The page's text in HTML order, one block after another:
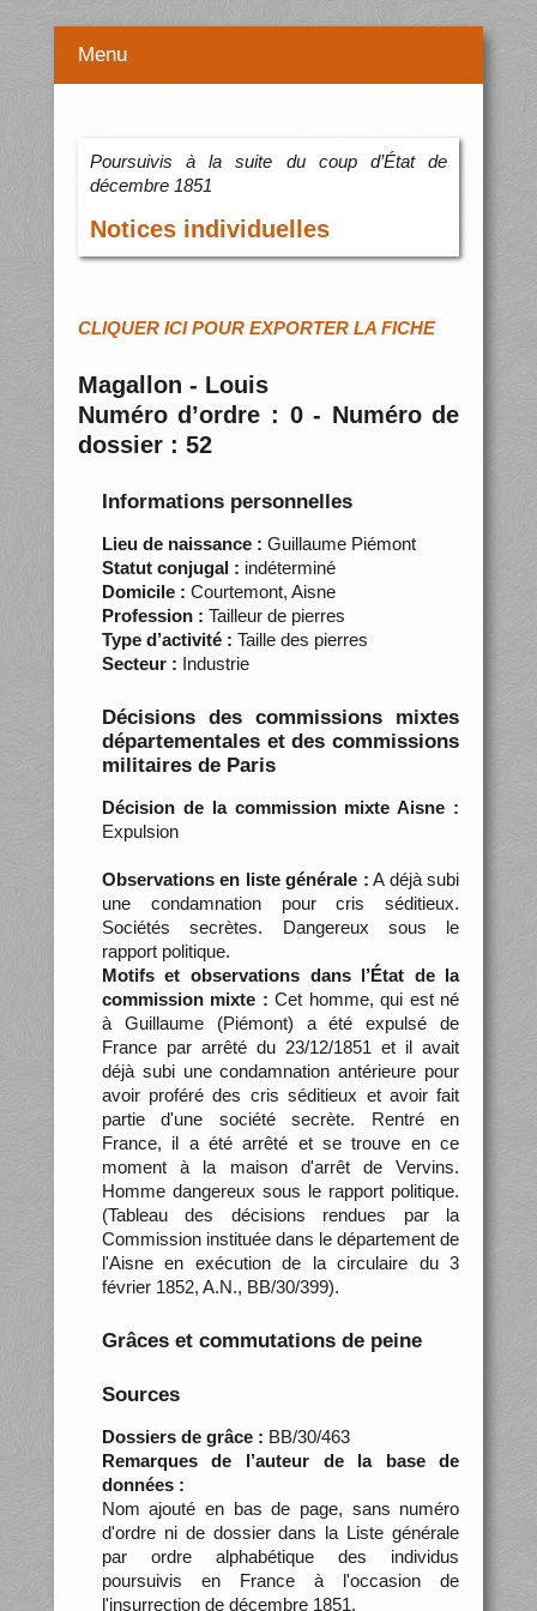
Menu
Poursuivis à la suite du coup d’État de
décembre 1851
Notices individuelles
CLIQUER ICI POUR EXPORTER LA FICHE
Magallon - Louis
Numéro d’ordre : 0 - Numéro de
dossier : 52
Informations personnelles
Lieu de naissance : Guillaume Piémont
Statut conjugal : indéterminé
Domicile : Courtemont, Aisne
Profession : Tailleur de pierres
Type d’activité : Taille des pierres
Secteur : Industrie
Décisions des commissions mixtes
départementales et des commissions
militaires de Paris
Décision de la commission mixte Aisne :
Expulsion
Observations en liste générale : A déjà subi
une condamnation pour cris séditieux.
Sociétés secrètes. Dangereux sous le
rapport politique.
Motifs et observations dans l’État de la
commission mixte : Cet homme, qui est né
à Guillaume (Piémont) a été expulsé de
France par arrêté du 23/12/1851 et il avait
déjà subi une condamnation antérieure pour
avoir proféré des cris séditieux et avoir fait
partie d'une société secrète. Rentré en
France, il a été arrêté et se trouve en ce
moment à la maison d'arrêt de Vervins.
Homme dangereux sous le rapport politique.
(Tableau des décisions rendues par la
Commission instituée dans le département de
l'Aisne en exécution de la circulaire du 3
février 1852, A.N., BB/30/399).
Grâces et commutations de peine
Sources
Dossiers de grâce : BB/30/463
Remarques de l’auteur de la base de
données :
Nom ajouté en bas de page, sans numéro
d'ordre ni de dossier dans la Liste générale
par ordre alphabétique des individus
poursuivis en France à l'occasion de
l'insurrection de décembre 1851.